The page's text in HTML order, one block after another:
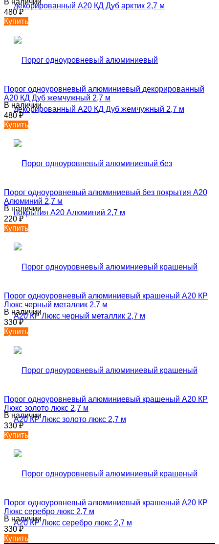
В наличии
480₽
Купить
Порог одноуровневый алюминиевый декорированный
А20 КД Дуб жемчужный 2,7 м
В наличии
480₽
Купить
Порог одноуровневый алюминиевый без покрытия А20
Алюминий 2,7 м
В наличии
220₽
Купить
Порог одноуровневый алюминиевый крашеный А20 КР
Люкс черный металлик 2,7 м
В наличии
330₽
Купить
Порог одноуровневый алюминиевый крашеный А20 КР
Люкс золото люкс 2,7 м
В наличии
330₽
Купить
Порог одноуровневый алюминиевый крашеный А20 КР
Люкс серебро люкс 2,7 м
В наличии
330₽
Купить